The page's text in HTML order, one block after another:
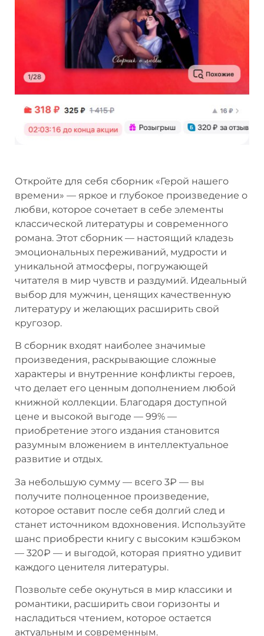
Откройте для себя сборник «Герой нашего
времени» — яркое и глубокое произведение о
любви, которое сочетает в себе элементы
классической литературы и современного
романа. Этот сборник — настоящий кладезь
эмоциональных переживаний, мудрости и
уникальной атмосферы, погружающей
читателя в мир чувств и раздумий. Идеальный
выбор для мужчин, ценящих качественную
литературу и желающих расширить свой
кругозор.
В сборник входят наиболее значимые
произведения, раскрывающие сложные
характеры и внутренние конфликты героев,
что делает его ценным дополнением любой
книжной коллекции. Благодаря доступной
цене и высокой выгоде — 99% —
приобретение этого издания становится
разумным вложением в интеллектуальное
развитие и отдых.
За небольшую сумму — всего 3₽ — вы
получите полноценное произведение,
которое оставит после себя долгий след и
станет источником вдохновения. Используйте
шанс приобрести книгу с высоким кэшбэком
— 320₽ — и выгодой, которая приятно удивит
каждого ценителя литературы.
Позвольте себе окунуться в мир классики и
романтики, расширить свои горизонты и
насладиться чтением, которое остается
актуальным и современным.